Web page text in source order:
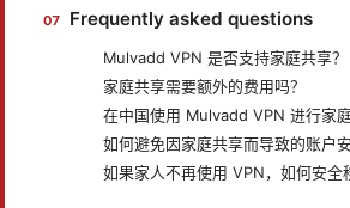
Frequently asked questions
Mulvadd VPN 是否支持家庭共享？
家庭共享需要额外的费用吗？
在中国使用 Mulvadd VPN 进行家
如何避免因家庭共享而导致的账户安
如果家人不再使用 VPN，如何安全